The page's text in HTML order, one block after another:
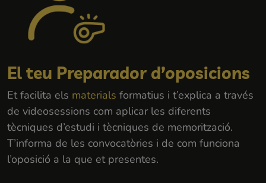
El teu Preparador d’oposicions
Et facilita els materials formatius i t’explica a través
de videosessions com aplicar les diferents
tècniques d’estudi i tècniques de memorització.
T’informa de les convocatòries i de com funciona
l’oposició a la que et presentes.